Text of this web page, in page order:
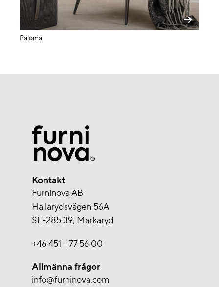
Paloma
Kontakt
Furninova AB
Hallarydsvägen 56A
SE-285 39, Markaryd
+46 451 – 77 56 00
Allmänna frågor
info@furninova.com